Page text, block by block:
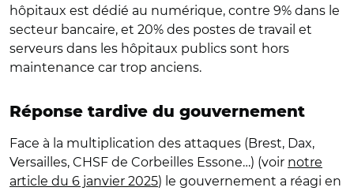
hôpitaux est dédié au numérique, contre 9% dans le
secteur bancaire, et 20% des postes de travail et
serveurs dans les hôpitaux publics sont hors
maintenance car trop anciens.
Réponse tardive du gouvernement
Face à la multiplication des attaques (Brest, Dax,
Versailles, CHSF de Corbeilles Essone…) (voir notre
article du 6 janvier 2025) le gouvernement a réagi en